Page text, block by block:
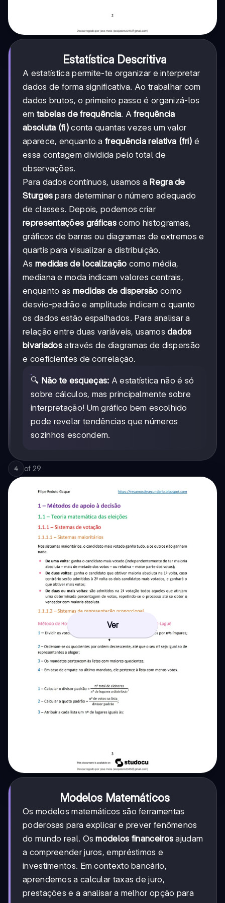
Estatística Descritiva
A estatística permite-te organizar e interpretar
dados de forma significativa. Ao trabalhar com
dados brutos, o primeiro passo é organizá-los
em tabelas de frequência. Afrequência
absoluta (fi)conta quantas vezes um valor
aparece, enquanto afrequência relativa (fri) é
essa contagem dividida pelo total de
observações.
Para dados contínuos, usamos a Regra de
Sturges para determinar o número adequado
de classes. Depois, podemos criar
representações gráficascomo histogramas,
gráficos de barras ou diagramas de extremos e
quartis para visualizar a distribuição.
As medidas de localização como média,
mediana e moda indicam valores centrais,
enquanto as medidas de dispersão como
desvio-padrão e amplitude indicam o quanto
os dados estão espalhados. Para analisar a
relação entre duas variáveis, usamosdados
bivariados através de diagramas de dispersão
e coeficientes de correlação.
🔍 Não te esqueças: A estatística não é só
sobre cálculos, mas principalmente sobre
interpretação! Um gráfico bem escolhido
pode revelar tendências que números
sozinhos escondem.
4 of 29
Ver
Modelos Matemáticos
Os modelos matemáticos são ferramentas
poderosas para explicar e prever fenômenos
do mundo real. Osmodelos financeiros ajudam
a compreender juros, empréstimos e
investimentos. Em contexto bancário,
aprendemos a calcular taxas de juro,
prestações e a analisar a melhor opção para